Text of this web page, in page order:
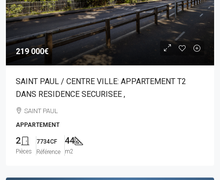
219 000€
SAINT PAUL / CENTRE VILLE: APPARTEMENT T2
DANS RESIDENCE SECURISEE ,
SAINT PAUL
APPARTEMENT
2
Pièces
7734CF
Référence
44
m2